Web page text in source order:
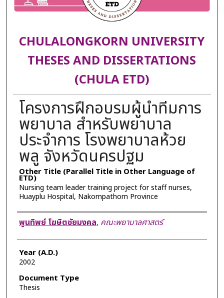
CHULALONGKORN UNIVERSITY
THESES AND DISSERTATIONS
(CHULA ETD)
โครงการฝึกอบรมผู้นำทีมการ
พยาบาล สำหรับพยาบาล
ประจำการ โรงพยาบาลห้วย
พลู จังหวัดนครปฐม
Other Title (Parallel Title in Other Language of
ETD)
Nursing team leader training project for staff nurses,
Huayplu Hospital, Nakornpathom Province
Author
พูนทิพย์ โฆษิตชัยมงคล, คณะพยาบาลศาสตร์
Year (A.D.)
2002
Document Type
Thesis